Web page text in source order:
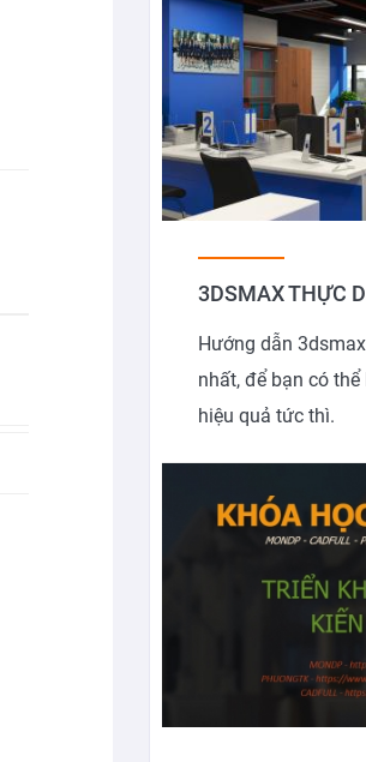
3DSMAX THỰC
Hướng dẫn
nhất, để bạn có
hiệu quả tức thì.